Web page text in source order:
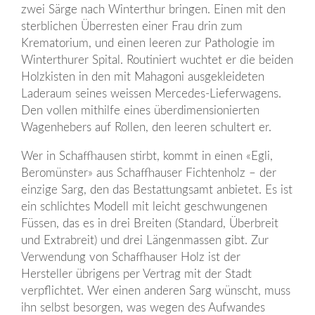
zwei Särge nach Winterthur bringen. Einen mit den
sterblichen Überresten einer Frau drin zum
Krematorium, und einen leeren zur Pathologie im
Winterthurer Spital. Routiniert wuchtet er die beiden
Holzkisten in den mit Mahagoni ausgekleideten
Laderaum seines weissen Mercedes-Lieferwagens.
Den vollen mithilfe eines überdimensionierten
Wagenhebers auf Rollen, den leeren schultert er.
Wer in Schaffhausen stirbt, kommt in einen «Egli,
Beromünster» aus Schaffhauser Fichtenholz – der
einzige Sarg, den das Bestattungsamt anbietet. Es ist
ein schlichtes Modell mit leicht geschwungenen
Füssen, das es in drei Breiten (Standard, Überbreit
und Extrabreit) und drei Längenmassen gibt. Zur
Verwendung von Schaffhauser Holz ist der
Hersteller übrigens per Vertrag mit der Stadt
verpflichtet. Wer einen anderen Sarg wünscht, muss
ihn selbst besorgen, was wegen des Aufwandes